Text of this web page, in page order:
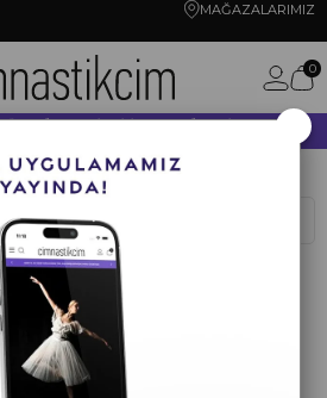
MAĞAZALARIMIZ
0
TÜM ALIŞVERİŞLERİNİZDE KARGO ÜCRETSİZ!
FITNESS Dambıl